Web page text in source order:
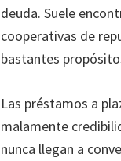
deuda. Suele
cooperativas de
bastantes
Las préstamos a
malamente
nunca llegan a